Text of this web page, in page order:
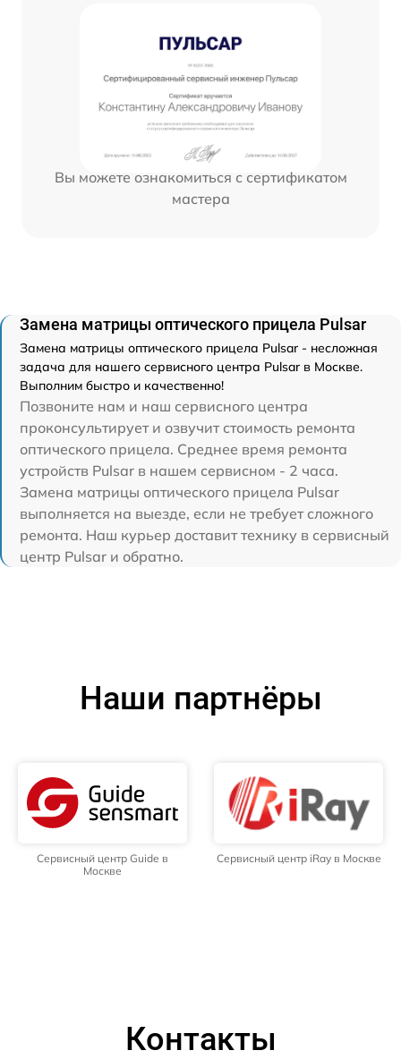
Вы можете ознакомиться с сертификатом
мастера
Замена матрицы оптического прицела Pulsar
Замена матрицы оптического прицела Pulsar - несложная
задача для нашего сервисного центра Pulsar в Москве.
Выполним быстро и качественно!
Позвоните нам и наш сервисного центра
проконсультирует и озвучит стоимость ремонта
оптического прицела. Среднее время ремонта
устройств Pulsar в нашем сервисном - 2 часа.
Замена матрицы оптического прицела Pulsar
выполняется на выезде, если не требует сложного
ремонта. Наш курьер доставит технику в сервисный
центр Pulsar и обратно.
Наши партнёры
Сервисный центр Guide в
Москве
Сервисный центр iRay в Москве
Контакты